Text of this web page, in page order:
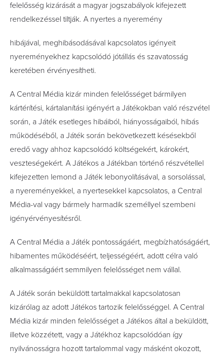
felelősség kizárását a magyar jogszabályok kifejezett
rendelkezéssel tiltják. A nyertes a nyeremény
hibájával, meghibásodásával kapcsolatos igényeit
nyereményekhez kapcsolódó jótállás és szavatosság
keretében érvényesítheti.
A Central Média kizár minden felelősséget bármilyen
kártérítési, kártalanítási igényért a Játékokban való részvétel
során, a Játék esetleges hibáiból, hiányosságaiból, hibás
működéséből, a Játék során bekövetkezett késésekből
eredő vagy ahhoz kapcsolódó költségekért, károkért,
veszteségekért. A Játékos a Játékban történő részvétellel
kifejezetten lemond a Játék lebonyolításával, a sorsolással,
a nyereményekkel, a nyertesekkel kapcsolatos, a Central
Média-val vagy bármely harmadik személlyel szembeni
igényérvényesítésről.
A Central Média a Játék pontosságáért, megbízhatóságáért,
hibamentes működéséért, teljességéért, adott célra való
alkalmasságáért semmilyen felelősséget nem vállal.
A Játék során beküldött tartalmakkal kapcsolatosan
kizárólag az adott Játékos tartozik felelősséggel. A Central
Média kizár minden felelősséget a Játékos által a beküldött,
illetve közzétett, vagy a Játékhoz kapcsolódóan így
nyilvánosságra hozott tartalommal vagy másként okozott,